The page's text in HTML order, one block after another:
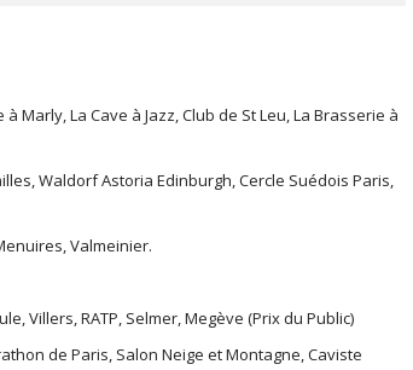
Marly, La Cave à Jazz, Club de St Leu, La Brasserie à
Waldorf Astoria Edinburgh, Cercle Suédois Paris,
Valmeinier.
Villers, RATP, Selmer, Megève (Prix du Public)
de Paris, Salon Neige et Montagne, Caviste